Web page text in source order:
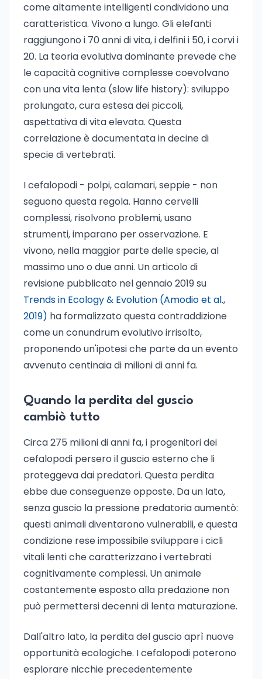
come altamente intelligenti condividono una
caratteristica. Vivono a lungo. Gli elefanti
raggiungono i 70 anni di vita, i delfini i 50, i corvi i
20. La teoria evolutiva dominante prevede che
le capacità cognitive complesse coevolvano
con una vita lenta (slow life history): sviluppo
prolungato, cura estesa dei piccoli,
aspettativa di vita elevata. Questa
correlazione è documentata in decine di
specie di vertebrati.
I cefalopodi - polpi, calamari, seppie - non
seguono questa regola. Hanno cervelli
complessi, risolvono problemi, usano
strumenti, imparano per osservazione. E
vivono, nella maggior parte delle specie, al
massimo uno o due anni. Un articolo di
revisione pubblicato nel gennaio 2019 su
Trends in Ecology & Evolution (Amodio et al.,
2019) ha formalizzato questa contraddizione
come un conundrum evolutivo irrisolto,
proponendo un'ipotesi che parte da un evento
avvenuto centinaia di milioni di anni fa.
Quando la perdita del guscio
cambiò tutto
Circa 275 milioni di anni fa, i progenitori dei
cefalopodi persero il guscio esterno che li
proteggeva dai predatori. Questa perdita
ebbe due conseguenze opposte. Da un lato,
senza guscio la pressione predatoria aumentò:
questi animali diventarono vulnerabili, e questa
condizione rese impossibile sviluppare i cicli
vitali lenti che caratterizzano i vertebrati
cognitivamente complessi. Un animale
costantemente esposto alla predazione non
può permettersi decenni di lenta maturazione.
Dall'altro lato, la perdita del guscio aprì nuove
opportunità ecologiche. I cefalopodi poterono
esplorare nicchie precedentemente